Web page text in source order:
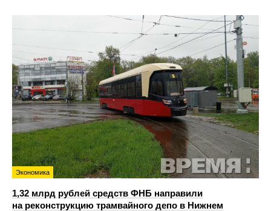
Экономика
1,32 млрд рублей средств ФНБ направили
на реконструкцию трамвайного депо в Нижнем